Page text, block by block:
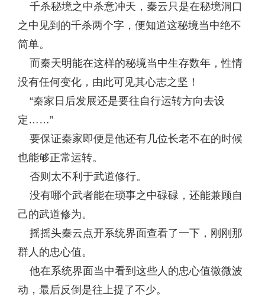
千杀秘境之中杀意冲天，秦云只是在秘境洞口
之中见到的千杀两个字，便知道这秘境当中绝不
简单。
而秦天明能在这样的秘境当中生存数年，性情
没有任何变化，由此可见其心志之坚！
“秦家日后发展还是要往自行运转方向去设
定……”
要保证秦家即便是他还有几位长老不在的时候
也能够正常运转。
否则太不利于武道修行。
没有哪个武者能在琐事之中碌碌，还能兼顾自
己的武道修为。
摇摇头秦云点开系统界面查看了一下，刚刚那
群人的忠心值。
他在系统界面当中看到这些人的忠心值微微波
动，最后反倒是往上提了不少。